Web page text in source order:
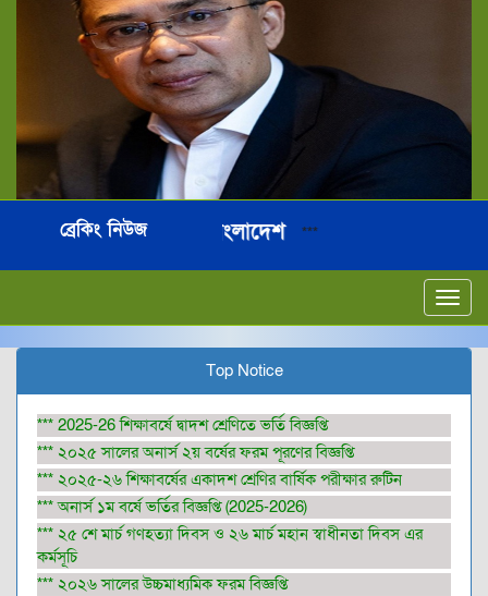
ব্রেকিং নিউজ
আমাদের অন্তরে বাংলাদেশ***
Top Notice
*** 2025-26 শিক্ষাবর্ষে দ্বাদশ শ্রেণিতে ভর্তি বিজ্ঞপ্তি
*** ২০২৫ সালের অনার্স ২য় বর্ষের ফরম পূরণের বিজ্ঞপ্তি
*** ২০২৫-২৬ শিক্ষাবর্ষের একাদশ শ্রেণির বার্ষিক পরীক্ষার রুটিন
*** অনার্স ১ম বর্ষে ভর্তির বিজ্ঞপ্তি (2025-2026)
*** ২৫ শে মার্চ গণহত্যা দিবস ও ২৬ মার্চ মহান স্বাধীনতা দিবস এর
কর্মসূচি
*** ২০২৬ সালের উচ্চমাধ্যমিক ফরম বিজ্ঞপ্তি